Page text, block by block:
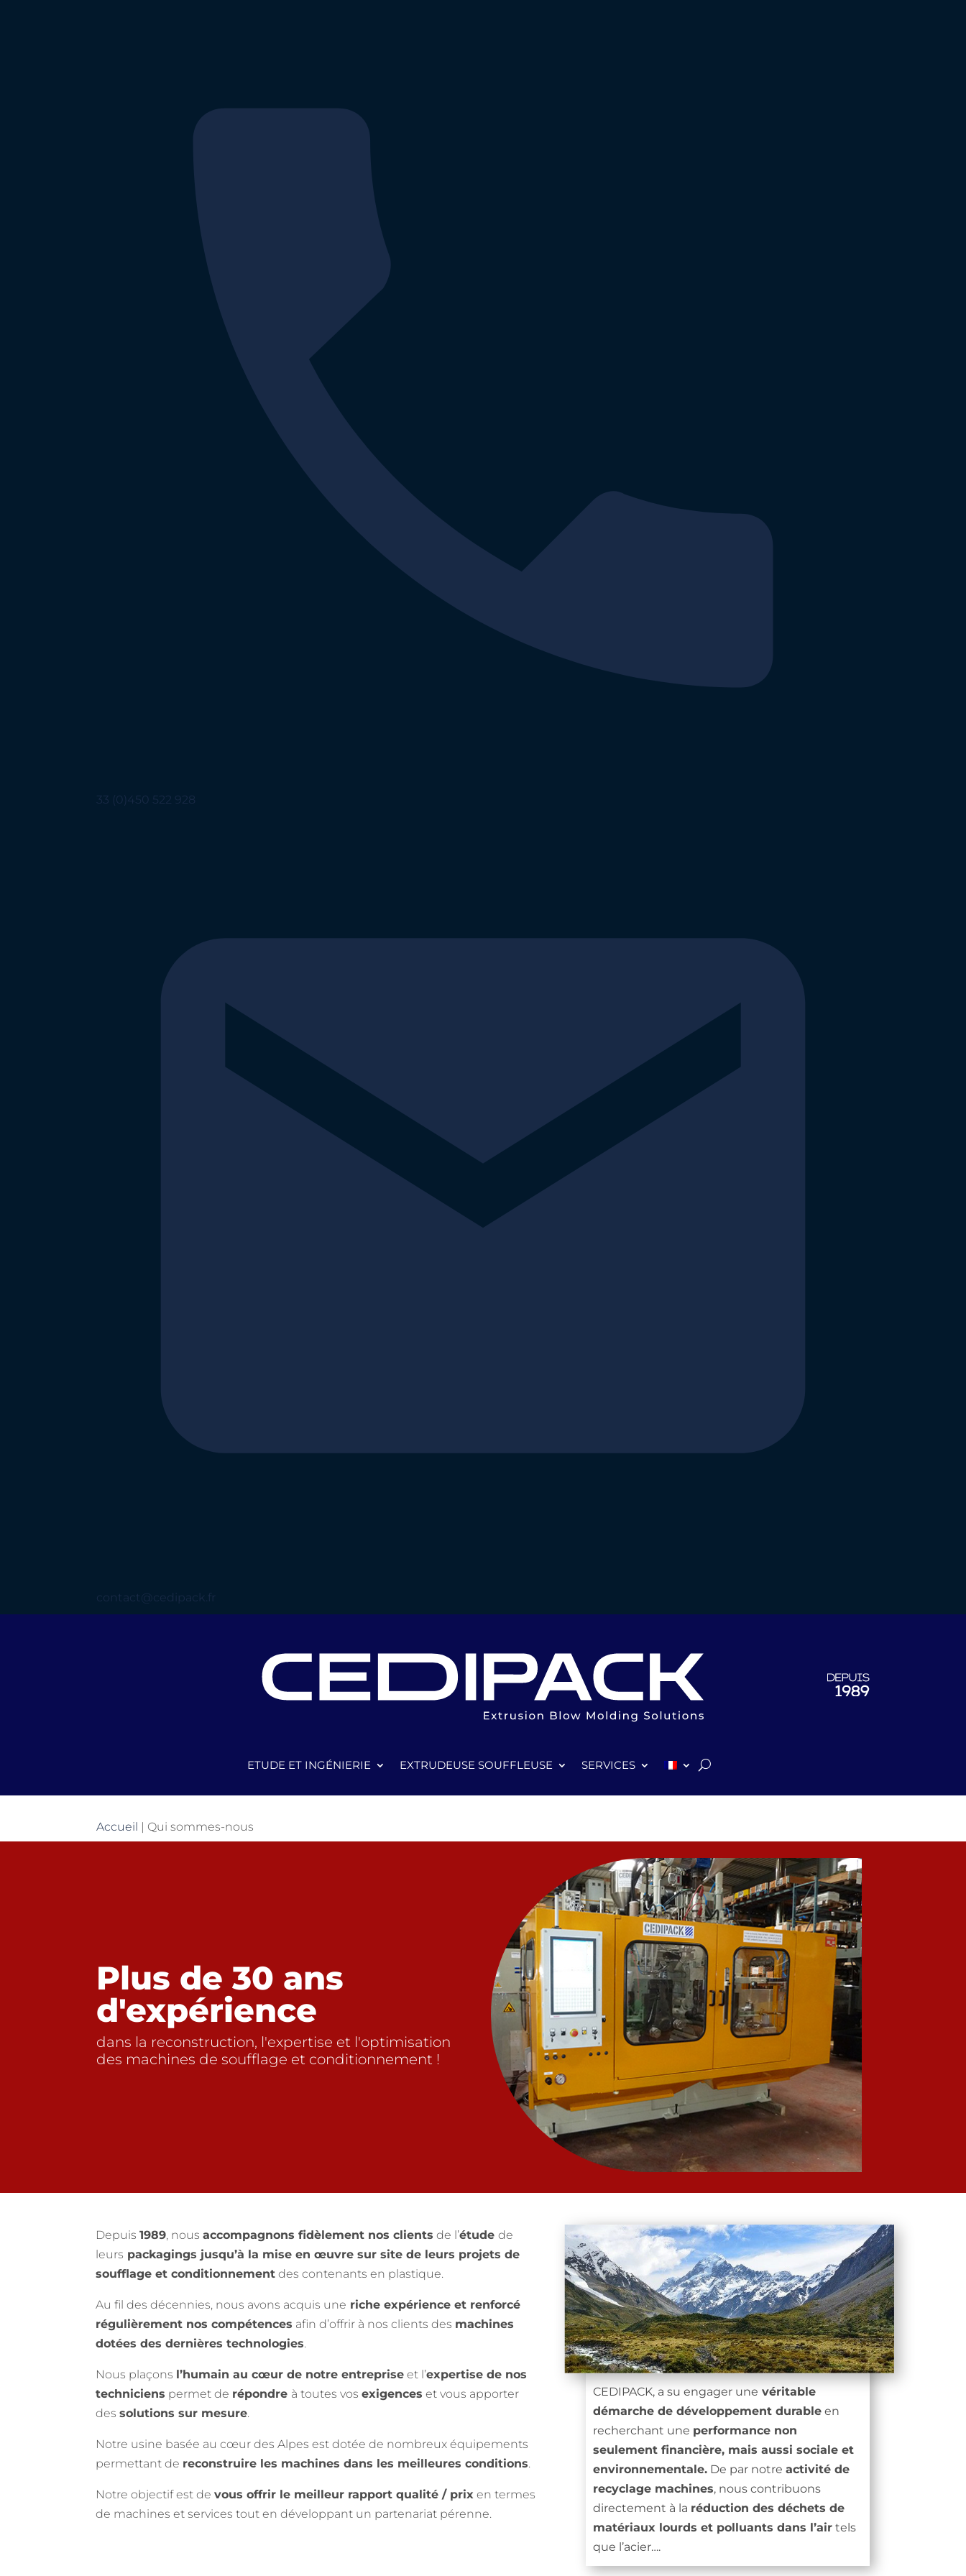
33 (0)450 522 928
contact@cedipack.fr
ETUDE ET INGÉNIERIE EXTRUDEUSE SOUFFLEUSE SERVICES
Accueil | Qui sommes-nous
Plus de 30 ans
d'expérience
dans la reconstruction, l'expertise et l'optimisation
des machines de soufflage et conditionnement !
Depuis1989, nousaccompagnons fidèlement nos clients de l’étudede
leurs packagings jusqu’à la mise en œuvre sur site de leurs projets de
soufflage et conditionnement des contenants en plastique.
Au fil des décennies, nous avons acquis une riche expérience et renforcé
régulièrement nos compétences afin d’offrir à nos clients des machines
dotées des dernières technologies.
Nous plaçons l’humain au cœur de notre entreprise et l’expertise de nos
techniciens permet de répondre à toutes vosexigences et vous apporter
dessolutions sur mesure.
Notre usine basée au cœur des Alpes est dotée de nombreux équipements
permettant de reconstruire les machines dans les meilleures conditions.
Notre objectif est devous offrir le meilleur rapport qualité / prix en termes
de machines et services tout en développant un partenariat pérenne.
CEDIPACK, a su engager une véritable
démarche de développement durableen
recherchant une performance non
seulement financière, mais aussi sociale et
environnementale.De par notre activité de
recyclage machines, nous contribuons
directement à la réduction des déchets de
matériaux lourds et polluants dans l’airtels
que l’acier….